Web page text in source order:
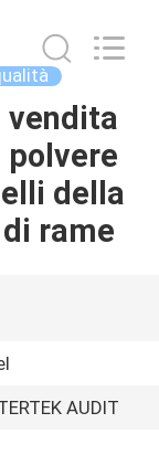
vendita
della
rame
AUDIT